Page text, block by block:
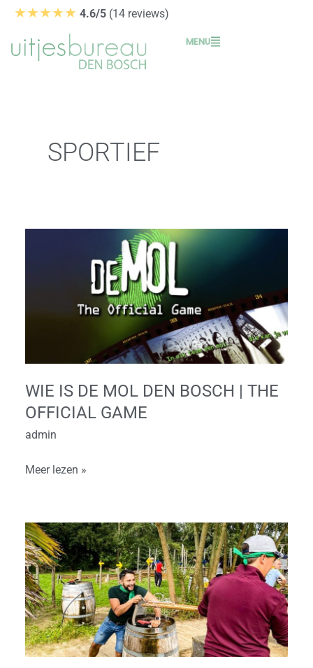
★★★★★ 4.6/5 (14 reviews)
MENU
SPORTIEF
WIE IS DE MOL DEN BOSCH | THE
OFFICIAL GAME
admin
Official
Game
Meer lezen »
Expeditie
Robinson
Den
Bosch